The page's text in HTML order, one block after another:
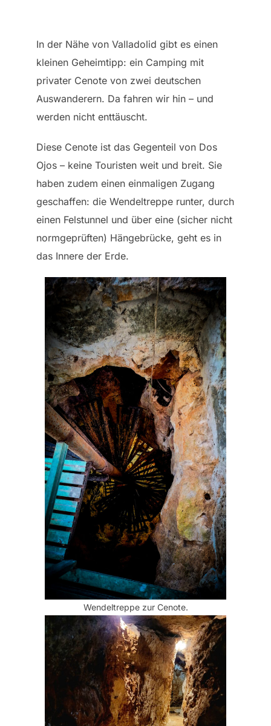
In der Nähe von Valladolid gibt es einen
kleinen Geheimtipp: ein Camping mit
privater Cenote von zwei deutschen
Auswanderern. Da fahren wir hin – und
werden nicht enttäuscht.
Diese Cenote ist das Gegenteil von Dos
Ojos – keine Touristen weit und breit. Sie
haben zudem einen einmaligen Zugang
geschaffen: die Wendeltreppe runter, durch
einen Felstunnel und über eine (sicher nicht
normgeprüften) Hängebrücke, geht es in
das Innere der Erde.
Wendeltreppe zur Cenote.